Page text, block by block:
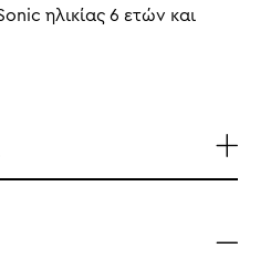
ηλικίας 6 ετών και